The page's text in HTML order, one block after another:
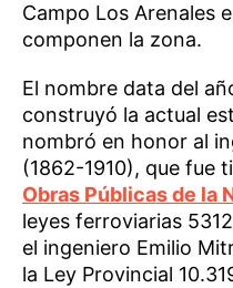
Campo Los Arenales
componen la zona.
El nombre data del
construyó la actual
nombró en honor al
(1862-1910), que fue
Obras Públicas de la
leyes ferroviarias
el ingeniero Emilio
la Ley Provincial